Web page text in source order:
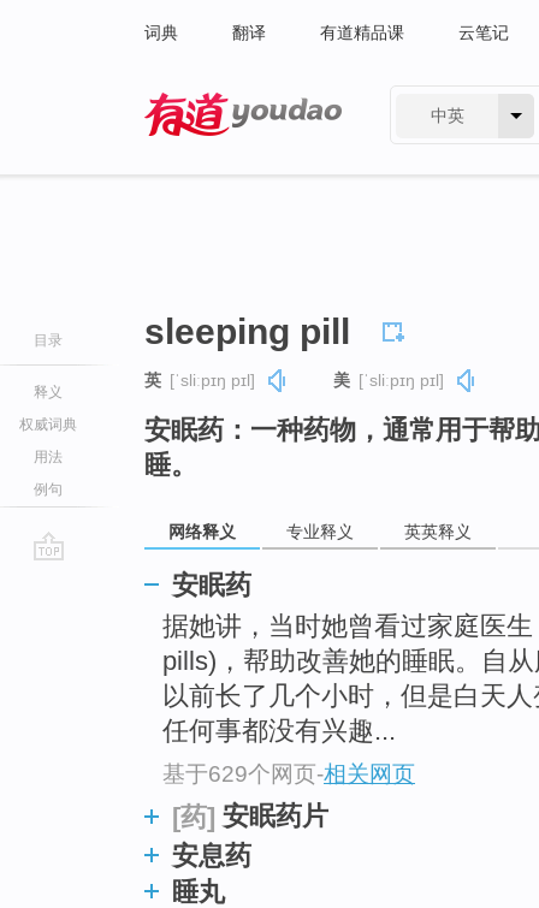
词典 翻译 有道精品课 云笔记
中英
目录
释义
权威词典
用法
例句
sleeping pill
英 [ˈsliːpɪŋ pɪl] 美 [ˈsliːpɪŋ pɪl]
安眠药：一种药物，通常用于帮
睡。
网络释义 专业释义 英英释义
安眠药
据她讲，当时她曾看过家庭医
pills)，帮助改善她的睡眠。自
以前长了几个小时，但是白天
任何事都没有兴趣...
基于629个网页-相关网页
[药] 安眠药片
安息药
睡丸